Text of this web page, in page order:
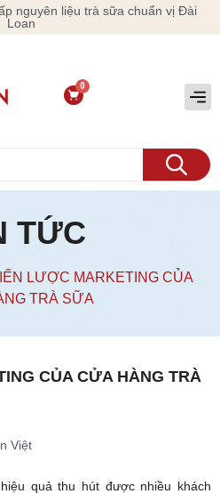
nguyên liệu trà sữa chuẩn vị Đài
Loan
TỨC
LƯỢC MARKETING CỦA
TRÀ SỮA
CỦA CỬA HÀNG TRÀ
Việt
quả thu hút được nhiều khách